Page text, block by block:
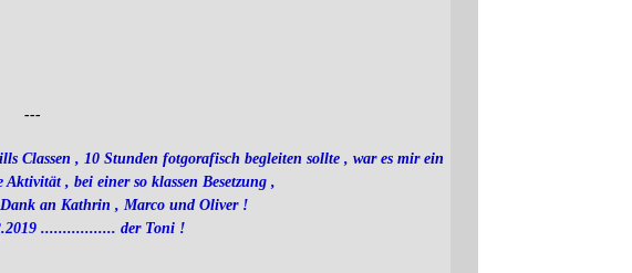
---
Classen , 10 Stunden fotgorafisch begleiten sollte , war es mir ein
Aktivität , bei einer so klassen Besetzung ,
an Kathrin , Marco und Oliver !
................. der Toni !